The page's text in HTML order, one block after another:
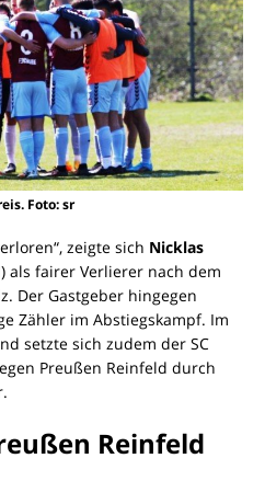
Foto: sr
zeigte sich Nicklas
als fairer Verlierer nach dem
Der Gastgeber hingegen
Zähler im Abstiegskampf. Im
setzte sich zudem der SC
Preußen Reinfeld durch
Reinfeld